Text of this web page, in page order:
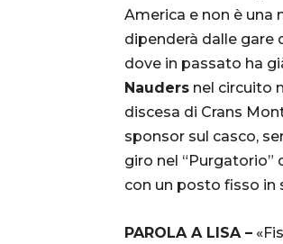
America e non è una
dipenderà dalle gare
dove in passato ha
Nauders nel circuito
discesa di Crans
sponsor sul casco,
giro nel “Purgatorio”
con un posto fisso in
PAROLA A LISA –